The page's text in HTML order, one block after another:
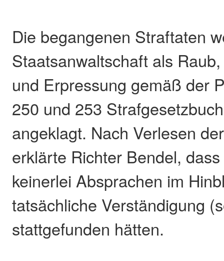
Die begangenen Straftaten
Staatsanwaltschaft als
und Erpressung gemäß der
250 und 253
angeklagt. Nach Verlesen
erklärte Richter Bendel,
keinerlei Absprachen im
tatsächliche Verständigung
stattgefunden hätten.